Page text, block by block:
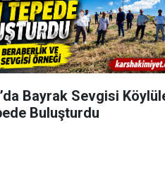
Bayrak Sevgisi
Buluşturdu